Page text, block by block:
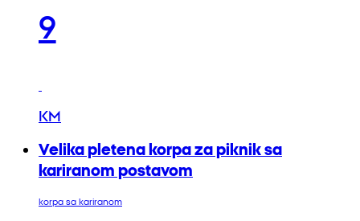
9
KM
Velika pletena korpa za piknik sa
kariranom postavom
korpa sa kariranom